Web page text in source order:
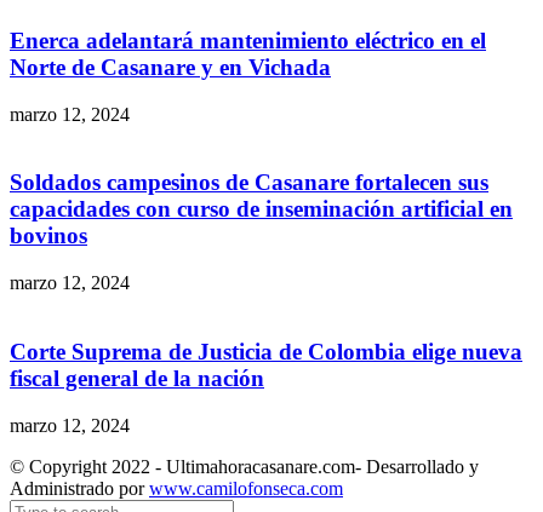
Enerca adelantará mantenimiento eléctrico en el
Norte de Casanare y en Vichada
marzo 12, 2024
Soldados campesinos de Casanare fortalecen sus
capacidades con curso de inseminación artificial en
bovinos
marzo 12, 2024
Corte Suprema de Justicia de Colombia elige nueva
fiscal general de la nación
marzo 12, 2024
© Copyright 2022 - Ultimahoracasanare.com- Desarrollado y
Administrado porwww.camilofonseca.com